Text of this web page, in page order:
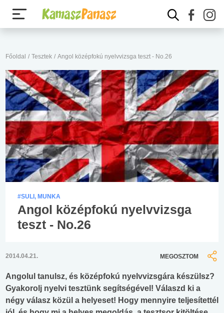
Főoldal / Tesztek / Angol középfokú nyelvvizsga teszt - No.26
#SULI, MUNKA
Angol középfokú nyelvvizsga
teszt - No.26
2014.04.21. MEGOSZTOM
Angolul tanulsz, és középfokú nyelvvizsgára készülsz?
Gyakorolj nyelvi tesztünk segítségével! Válaszd ki a
négy válasz közül a helyeset! Hogy mennyire teljesítettél